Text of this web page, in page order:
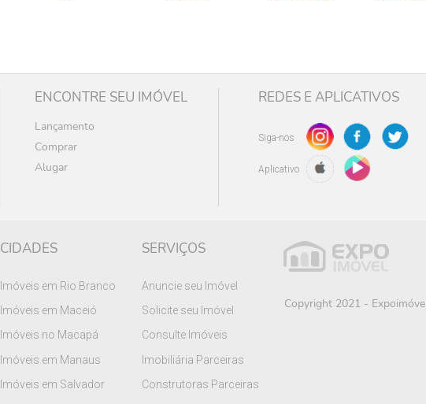
ENCONTRE SEU IMÓVEL
Lançamento
Comprar
Alugar
REDES E APLICATIVOS
Siga-nos
Aplicativo
CIDADES
Imóveis em Rio Branco
Imóveis em Maceió
Imóveis no Macapá
Imóveis em Manaus
Imóveis em Salvador
SERVIÇOS
Anuncie seu Imóvel
Solicite seu Imóvel
Consulte Imóveis
Imobiliária Parceiras
Construtoras Parceiras
Copyright 2021 -